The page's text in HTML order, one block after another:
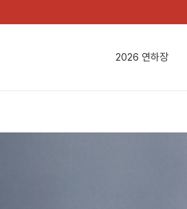
2026 연하장